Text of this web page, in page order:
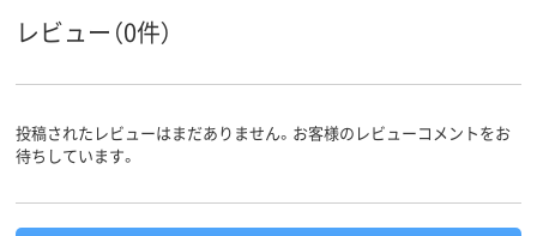
レビュー（0件）
投稿されたレビューはまだありません。お客様のレビューコメントをお
待ちしています。